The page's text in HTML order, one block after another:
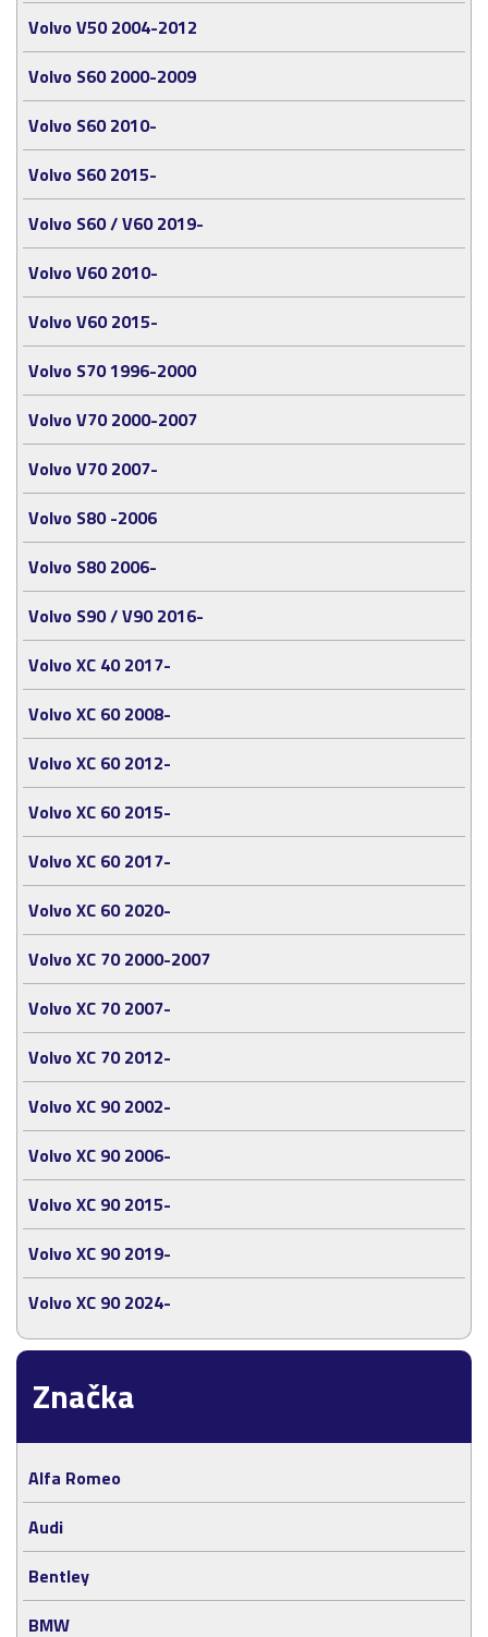
Značka
Alfa Romeo
Audi
Bentley
BMW
Volvo V50 2004-2012
Volvo S60 2000-2009
Volvo S60 2010-
Volvo S60 2015-
Volvo S60 / V60 2019-
Volvo V60 2010-
Volvo V60 2015-
Volvo S70 1996-2000
Volvo V70 2000-2007
Volvo V70 2007-
Volvo S80 -2006
Volvo S80 2006-
Volvo S90 / V90 2016-
Volvo XC 40 2017-
Volvo XC 60 2008-
Volvo XC 60 2012-
Volvo XC 60 2015-
Volvo XC 60 2017-
Volvo XC 60 2020-
Volvo XC 70 2000-2007
Volvo XC 70 2007-
Volvo XC 70 2012-
Volvo XC 90 2002-
Volvo XC 90 2006-
Volvo XC 90 2015-
Volvo XC 90 2019-
Volvo XC 90 2024-